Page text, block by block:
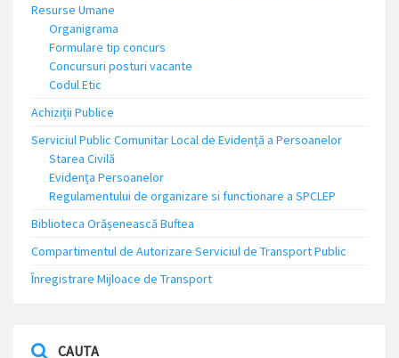
Resurse Umane
Organigrama
Formulare tip concurs
Concursuri posturi vacante
Codul Etic
Achiziții Publice
Serviciul Public Comunitar Local de Evidență a Persoanelor
Starea Civilă
Evidența Persoanelor
Regulamentului de organizare si functionare a SPCLEP
Biblioteca Orășenească Buftea
Compartimentul de Autorizare Serviciul de Transport Public
Înregistrare Mijloace de Transport
CAUTA